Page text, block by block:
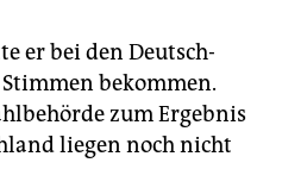
er bei den Deutsch-
bekommen.
zum Ergebnis
liegen noch nicht